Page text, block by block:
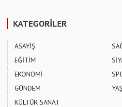
KATEGORİLER
ASAYİŞ
EĞİTİM
EKONOMİ
GÜNDEM
KÜLTÜR-SANAT